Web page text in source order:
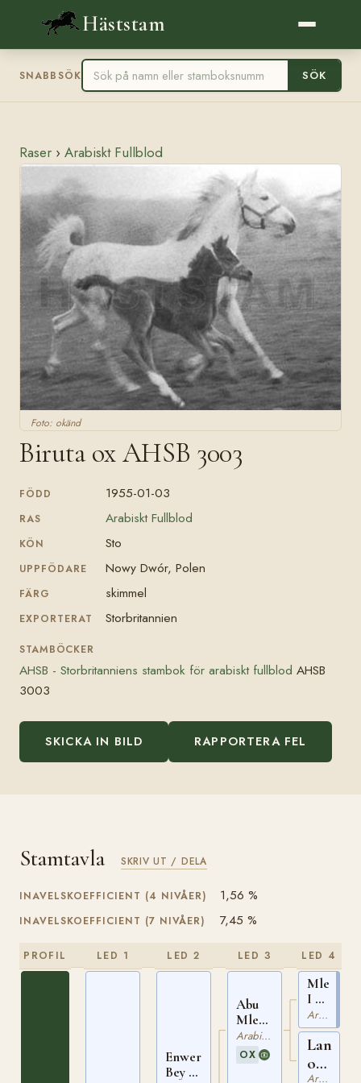
Häststam
SNABBSÖK SÖK
Raser › Arabiskt Fullblod
Foto: okänd
Biruta ox AHSB 3003
FÖDD 1955-01-03
RAS Arabiskt Fullblod
KÖN Sto
UPPFÖDARE Nowy Dwór, Polen
FÄRG skimmel
EXPORTERAT Storbritannien
STAMBÖCKER
AHSB - Storbritanniens stambok för arabiskt fullblod AHSB
3003
SKICKA IN BILD RAPPORTERA FEL
Stamtavla SKRIV UT / DELA
INAVELSKOEFFICIENT (4 NIVÅER) 1,56 %
INAVELSKOEFFICIENT (7 NIVÅER) 7,45 %
PROFIL LED 1 LED 2
Enwer
Bey ox
LED 3
Abu
Mlech
ox
PASB
Arabiskt Fullblod
OX
LED 4
Mlech
I ox
PASB
449
Arabiskt Fullblod
Lania
ox
Arabiskt Fullblod